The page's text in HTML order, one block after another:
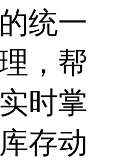
统一
，帮
时掌
存动